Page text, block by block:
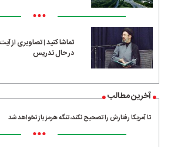
•••
تماشا کنید | تصاویری از
در حال تدریس
آخرین مطالب
تا آمریکا رفتارش را تصحیح نکند، تنگه هرمز باز نخواهد شد
•••